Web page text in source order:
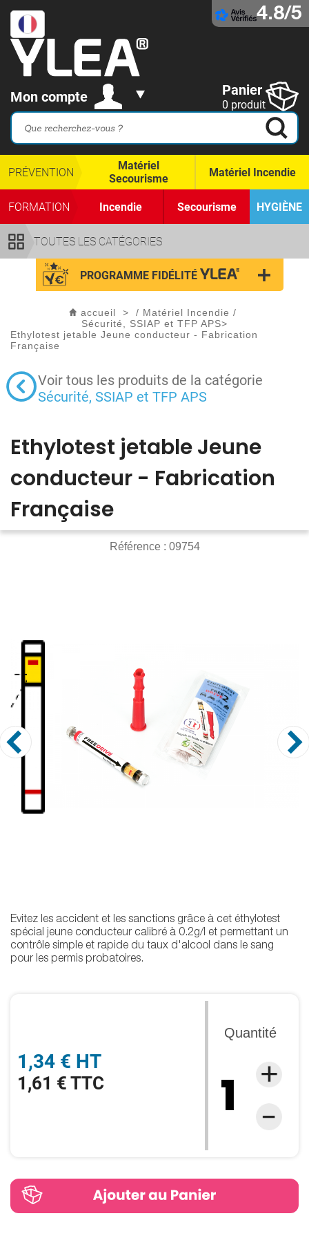
4.8/5
Mon compte Panier
0 produit
TOUTES LES CATÉGORIES
PRÉVENTION
Matériel
Secourisme
Matériel Incendie
FORMATION Incendie Secourisme HYGIÈNE
PROGRAMME FIDÉLITÉ
accueil > / Matériel Incendie /
Sécurité, SSIAP et TFP APS>
Ethylotest jetable Jeune conducteur - Fabrication
Française
Voir tous les produits de la catégorie
Sécurité, SSIAP et TFP APS
Ethylotest jetable Jeune
conducteur - Fabrication
Française
Référence : 09754
1,34 € HT
1,61 € TTC
Quantité
Evitez les accident et les sanctions grâce à cet éthylotest
spécial jeune conducteur calibré à 0.2g/l et permettant un
contrôle simple et rapide du taux d'alcool dans le sang
pour les permis probatoires.